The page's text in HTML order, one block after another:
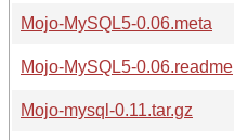
Mojo-MySQL5-0.06.meta
Mojo-MySQL5-0.06.readme
Mojo-mysql-0.11.tar.gz